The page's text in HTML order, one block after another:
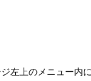
左上のメニュー内